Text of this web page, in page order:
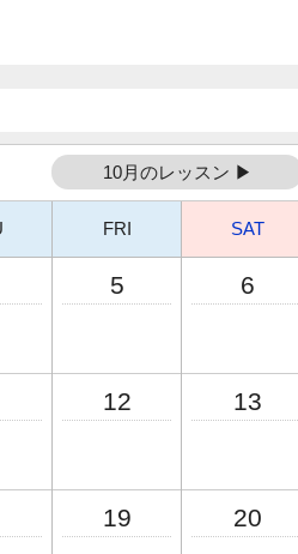
10月のレッスン ▶
FRI SAT
5 6
12 13
19 20